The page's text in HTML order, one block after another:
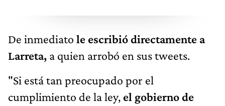
De inmediato le escribió directamente a
Larreta, a quien arrobó en sus tweets.
"Si está tan preocupado por el
cumplimiento de la ley, el gobierno de